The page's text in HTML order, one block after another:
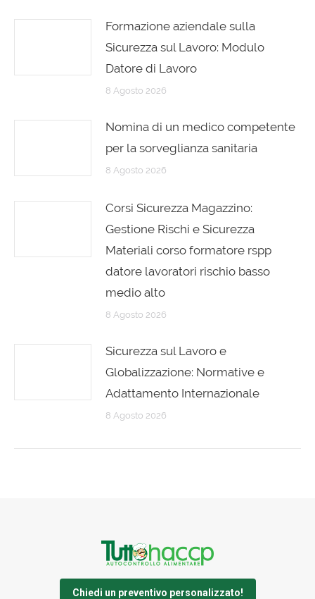
Formazione aziendale sulla
Sicurezza sul Lavoro: Modulo
Datore di Lavoro
8 Agosto 2026
Nomina di un medico competente
per la sorveglianza sanitaria
8 Agosto 2026
Corsi Sicurezza Magazzino:
Gestione Rischi e Sicurezza
Materiali corso formatore rspp
datore lavoratori rischio basso
medio alto
8 Agosto 2026
Sicurezza sul Lavoro e
Globalizzazione: Normative e
Adattamento Internazionale
8 Agosto 2026
Chiedi un preventivo personalizzato!